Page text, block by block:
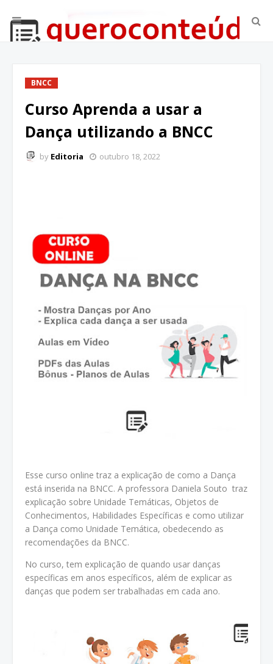
BNCC
Curso Aprenda a usar a
Dança utilizando a BNCC
by Editoria outubro 18, 2022
Esse curso online traz a explicação de como a Dança
está inserida na BNCC. A professora Daniela Souto traz
explicação sobre Unidade Temáticas, Objetos de
Conhecimentos, Habilidades Específicas e como utilizar
a Dança como Unidade Temática, obedecendo as
recomendações da BNCC.
No curso, tem explicação de quando usar danças
específicas em anos específicos, além de explicar as
danças que podem ser trabalhadas em cada ano.